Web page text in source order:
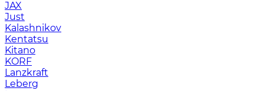
JAX
Just
Kalashnikov
Kentatsu
Kitano
KORF
Lanzkraft
Leberg